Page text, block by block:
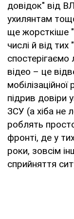
довідок" від
ухилянтам
ще жорсткіше
числі й від
відео – це
підрив довіри
ЗСУ (а хіба не
роблять
фронті, де у
роки, зовсім
сприйняття